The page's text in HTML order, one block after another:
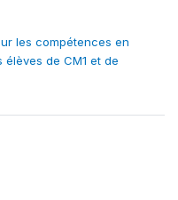
les compétences en
de CM1 et de